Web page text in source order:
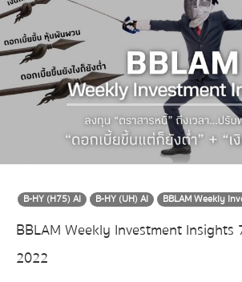
B-HY (H75) AI B-HY (UH) AI BBLAM Weekly
BBLAM Weekly Investment
2022